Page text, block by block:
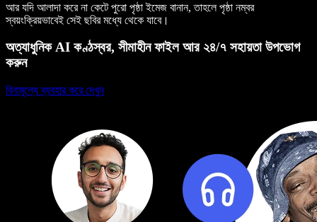
আর যদি আলাদা করে না কেটে পুরো পৃষ্ঠা ইমেজ বানান, তাহলে পৃষ্ঠা নম্বর
স্বয়ংক্রিয়ভাবেই সেই ছবির মধ্যে থেকে যাবে।
অত্যাধুনিক AI কণ্ঠস্বর, সীমাহীন ফাইল আর ২৪/৭ সহায়তা উপভোগ
করুন
বিনামূল্যে ব্যবহার করে দেখুন